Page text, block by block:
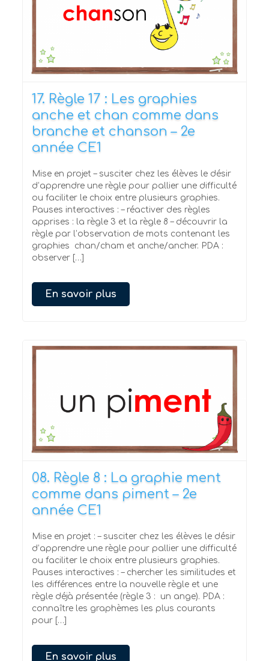
17. Règle 17 : Les graphies
anche et chan comme dans
branche et chanson – 2e
année CE1
Mise en projet – susciter chez les élèves le désir
d’apprendre une règle pour pallier une difficulté
ou faciliter le choix entre plusieurs graphies.
Pauses interactives : – réactiver des règles
apprises : la règle 3 et la règle 8 – découvrir la
règle par l’observation de mots contenant les
graphies chan/cham et anche/ancher. PDA :
observer […]
En savoir plus
08. Règle 8 : La graphie ment
comme dans piment – 2e
année CE1
Mise en projet : – susciter chez les élèves le désir
d’apprendre une règle pour pallier une difficulté
ou faciliter le choix entre plusieurs graphies.
Pauses interactives : – chercher les similitudes et
les différences entre la nouvelle règle et une
règle déjà présentée (règle 3 : un ange). PDA :
connaître les graphèmes les plus courants
pour […]
En savoir plus